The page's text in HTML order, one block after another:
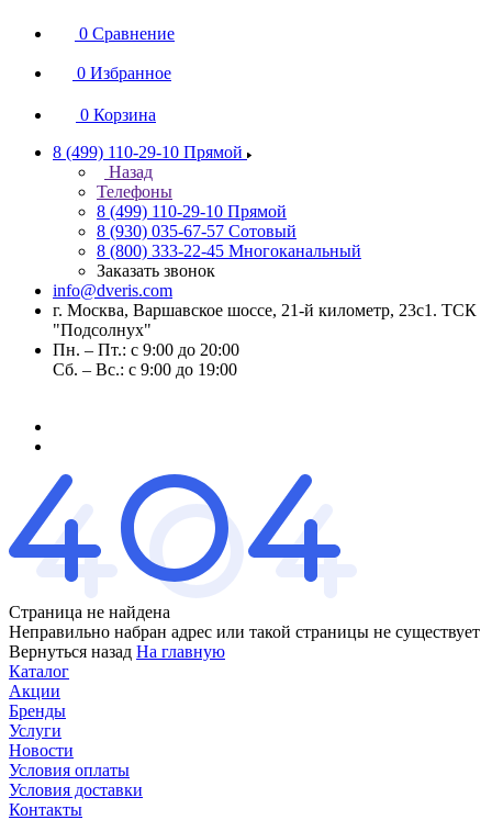
0 Сравнение
0 Избранное
0 Корзина
8 (499) 110-29-10 Прямой
Назад
Телефоны
8 (499) 110-29-10 Прямой
8 (930) 035-67-57 Сотовый
8 (800) 333-22-45 Многоканальный
Заказать звонок
info@dveris.com
г. Москва, Варшавское шоссе, 21-й километр, 23с1. ТСК
"Подсолнух"
Пн. – Пт.: с 9:00 до 20:00
Сб. – Вс.: с 9:00 до 19:00
Страница не найдена
Неправильно набран адрес или такой страницы не существует
Вернуться назад На главную
Каталог
Акции
Бренды
Услуги
Новости
Условия оплаты
Условия доставки
Контакты